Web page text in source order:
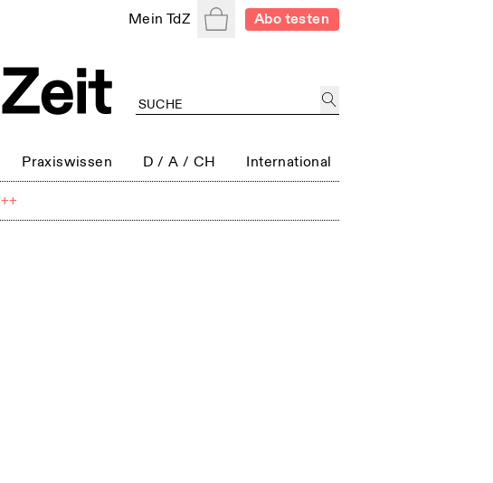
Mein TdZ WarenkorbAbo testen
Praxiswissen D / A / CH International
++